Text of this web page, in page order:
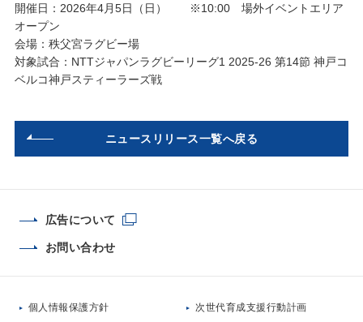
開催日：2026年4月5日（日） ※10:00 場外イベントエリア
オープン
会場：秩父宮ラグビー場
対象試合：NTTジャパンラグビーリーグ1 2025-26 第14節 神戸コ
ベルコ神戸スティーラーズ戦
ニュースリリース一覧へ戻る
広告について
お問い合わせ
個人情報保護方針 次世代育成支援行動計画